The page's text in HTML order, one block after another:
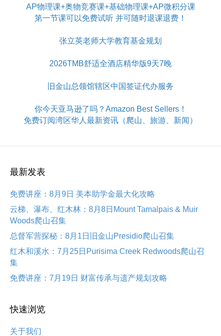
AP物理课+奥物竞赛课+基础物理课+AP微积分课
第一节课可以免费试听 并可随时退课退费！
张立英老师大学教育基金规划
2026TMB舒适全酒店精华版9天7晚
旧金山总领馆辖区中国签证代办服务
你今天亚马逊了吗？Amazon Best Sellers！
免费订阅湾区华人最新资讯（爬山、旅游、新闻）
最新发表
免费讲座：8月9日 美本助学金最大化攻略
云梯、瀑布、红木林：8月8日Mount Tamalpais & Muir
Woods爬山召集
总督军营探秘：8月1日旧金山Presidio爬山召集
红木和溪水：7月25日Purisima Creek Redwoods爬山召
集
免费讲座：7月19日 财富传承与遗产规划攻略
快速浏览
关于我们